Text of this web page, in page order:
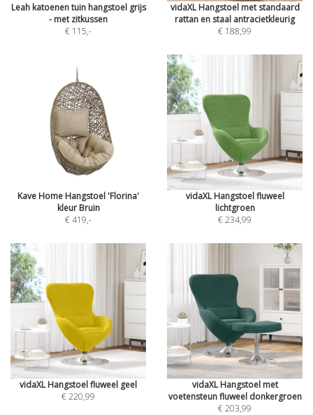
Leah katoenen tuin hangstoel grijs
- met zitkussen
€ 115,-
vidaXL Hangstoel met standaard
rattan en staal antracietkleurig
€ 188,99
Kave Home Hangstoel 'Florina'
kleur Bruin
€ 419,-
vidaXL Hangstoel fluweel
lichtgroen
€ 234,99
vidaXL Hangstoel fluweel geel
€ 220,99
vidaXL Hangstoel met
voetensteun fluweel donkergroen
€ 203,99